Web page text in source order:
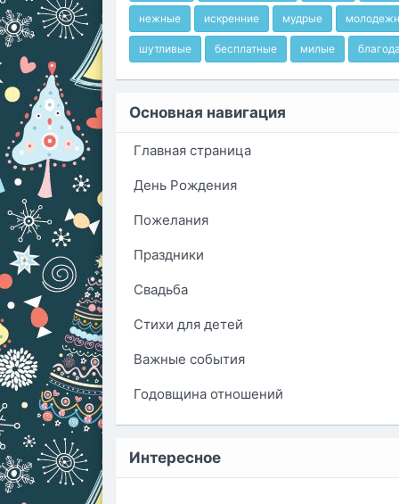
нежные искренние мудрые
шутливые бесплатные милые
Основная навигация
Главная страница
День Рождения
Пожелания
Праздники
Свадьба
Стихи для детей
Важные события
Годовщина отношений
Интересное